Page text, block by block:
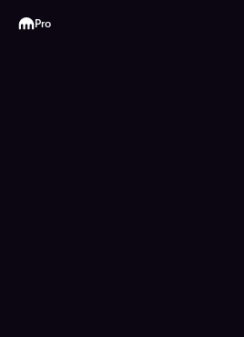
Kraken
Pro